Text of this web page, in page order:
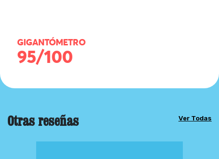
GIGANTÓMETRO
95/100
Otras reseñas Ver Todas